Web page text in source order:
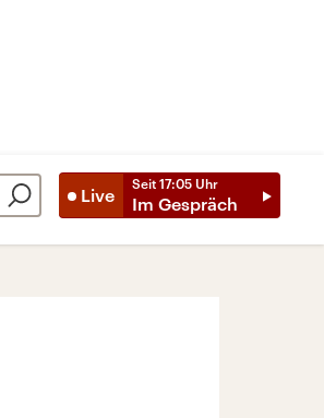
Live
Seit 17:05 Uhr
Im Gespräch